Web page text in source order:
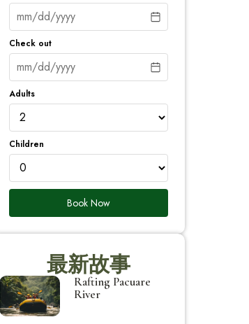
Check out
Adults
Children
Book Now
最新故事
Rafting Pacuare
River